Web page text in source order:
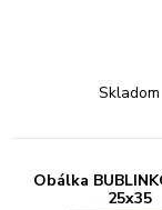
Skladom
Obálka
25x35